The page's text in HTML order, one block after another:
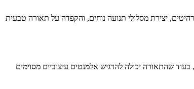
יצירת מסלולי תנועה נוחים, והקפדה על תאורה טבעית
שהתאורה יכולה להדגיש אלמנטים עיצוביים מסוימים